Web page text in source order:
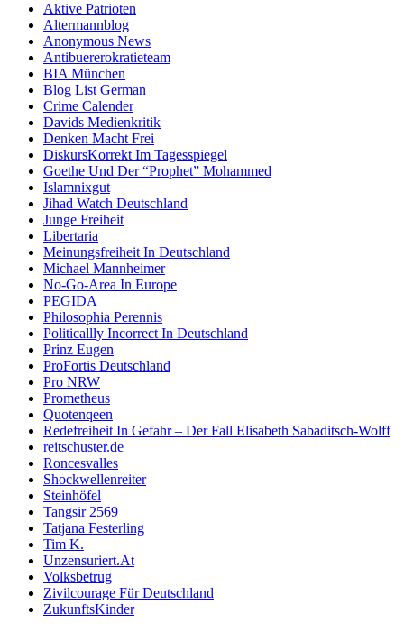
Aktive Patrioten
Altermannblog
Anonymous News
Antibuererokratieteam
BIA München
Blog List German
Crime Calender
Davids Medienkritik
Denken Macht Frei
DiskursKorrekt Im Tagesspiegel
Goethe Und Der “Prophet” Mohammed
Islamnixgut
Jihad Watch Deutschland
Junge Freiheit
Libertaria
Meinungsfreiheit In Deutschland
Michael Mannheimer
No-Go-Area In Europe
PEGIDA
Philosophia Perennis
Politicallly Incorrect In Deutschland
Prinz Eugen
ProFortis Deutschland
Pro NRW
Prometheus
Quotenqeen
Redefreiheit In Gefahr – Der Fall Elisabeth Sabaditsch-Wolff
reitschuster.de
Roncesvalles
Shockwellenreiter
Steinhöfel
Tangsir 2569
Tatjana Festerling
Tim K.
Unzensuriert.At
Volksbetrug
Zivilcourage Für Deutschland
ZukunftsKinder